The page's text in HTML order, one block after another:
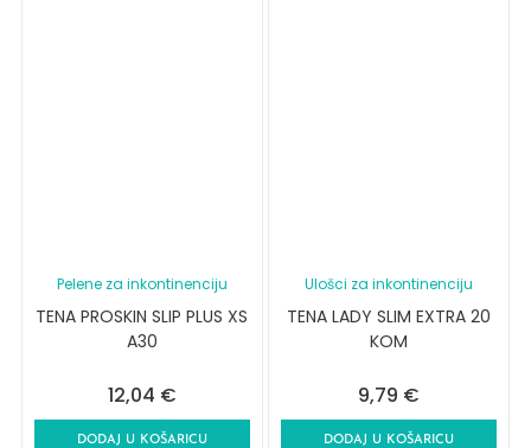
Pelene za inkontinenciju
TENA PROSKIN SLIP PLUS XS
A30
12,04 €
DODAJ U KOŠARICU
Ulošci za inkontinenciju
TENA LADY SLIM EXTRA 20
KOM
9,79 €
DODAJ U KOŠARICU